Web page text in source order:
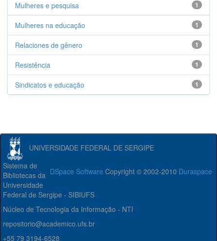
1
Mulheres e pesquisa
1
Mulheres na educação
1
Relaciones de gênero
1
Resistência
1
Sindicatos e educação
UNIVERSIDADE FEDERAL DE SERGIPE
DSpace Software Copyright © 2002-2010 Duraspace
Sistema de
Bibliotecas da
Universidade
Federal de Sergipe - SIBIUFS
Núcleo de Tecnologia da Informação - NTI
repositorio@academico.ufs.br
+55 79 3194-6528